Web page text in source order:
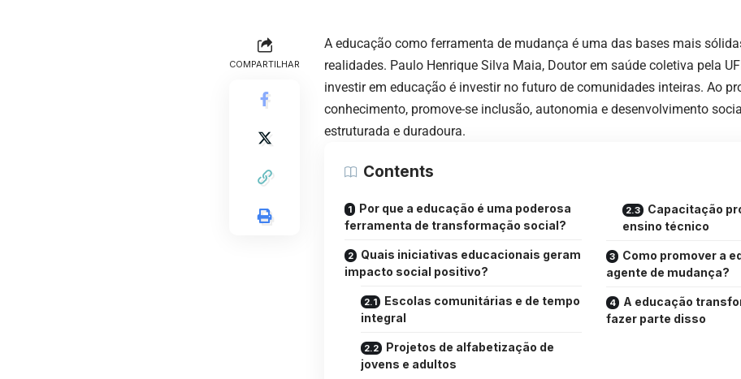
COMPARTILHAR
A educação como ferramenta de mudança é uma das bases mais
realidades. Paulo Henrique Silva Maia, Doutor em saúde coletiva pela
investir em educação é investir no futuro de comunidades inteiras. Ao
conhecimento, promove-se inclusão, autonomia e desenvolvimento
estruturada e duradoura.
Contents
Por que a educação é uma poderosa
ferramenta de transformação social?
Quais iniciativas educacionais geram
impacto social positivo?
Escolas comunitárias e de tempo
integral
Projetos de alfabetização de
jovens e adultos
Capacitação
ensino técnico
Como promover a
agente de mudança?
A educação
fazer parte disso